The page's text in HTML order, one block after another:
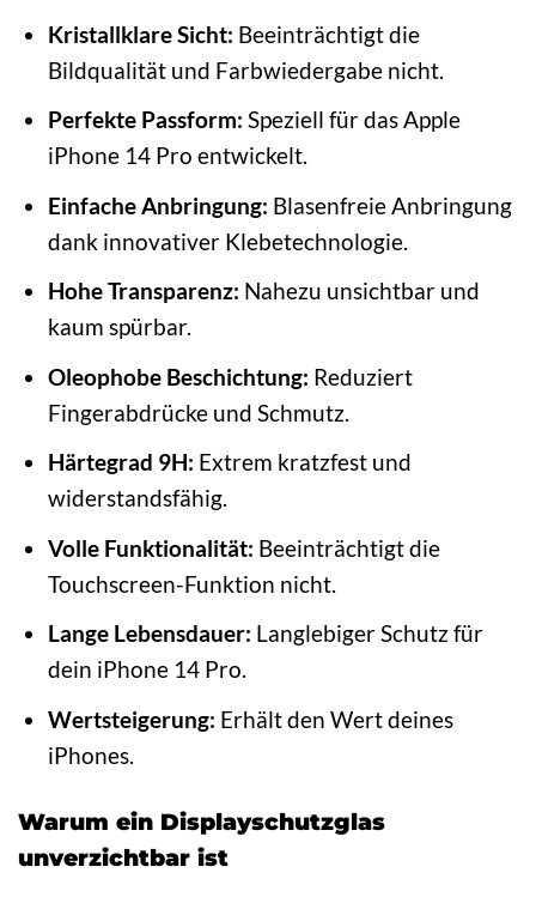
Kristallklare Sicht: Beeinträchtigt die
Bildqualität und Farbwiedergabe nicht.
Perfekte Passform: Speziell für das Apple
iPhone 14 Pro entwickelt.
Einfache Anbringung: Blasenfreie Anbringung
dank innovativer Klebetechnologie.
Hohe Transparenz: Nahezu unsichtbar und
kaum spürbar.
Oleophobe Beschichtung: Reduziert
Fingerabdrücke und Schmutz.
Härtegrad 9H: Extrem kratzfest und
widerstandsfähig.
Volle Funktionalität: Beeinträchtigt die
Touchscreen-Funktion nicht.
Lange Lebensdauer: Langlebiger Schutz für
dein iPhone 14 Pro.
Wertsteigerung: Erhält den Wert deines
iPhones.
Warum ein Displayschutzglas
unverzichtbar ist